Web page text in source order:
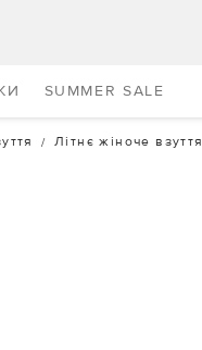
SUMMER SALE
Літнє жіноче взуття